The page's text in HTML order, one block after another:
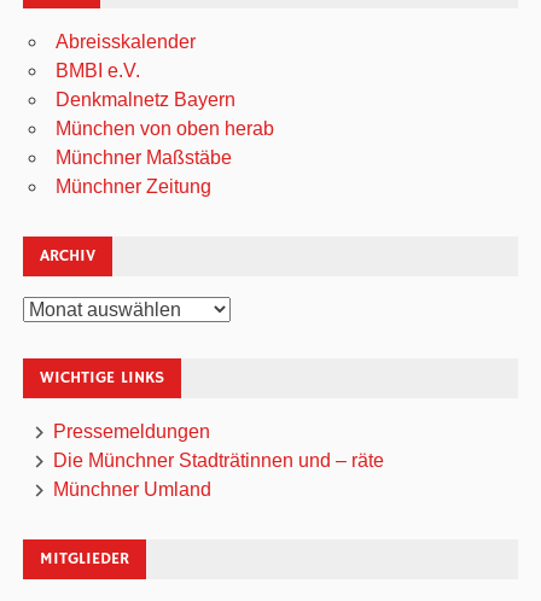
Abreisskalender
BMBI e.V.
Denkmalnetz Bayern
München von oben herab
Münchner Maßstäbe
Münchner Zeitung
ARCHIV
Archiv
WICHTIGE LINKS
Pressemeldungen
Die Münchner Stadträtinnen und – räte
Münchner Umland
MITGLIEDER